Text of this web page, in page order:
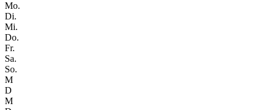
Mo.
Di.
Mi.
Do.
Fr.
Sa.
So.
M
D
M